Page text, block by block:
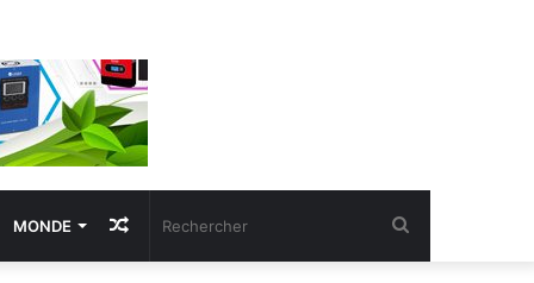
MONDE Rechercher
Article